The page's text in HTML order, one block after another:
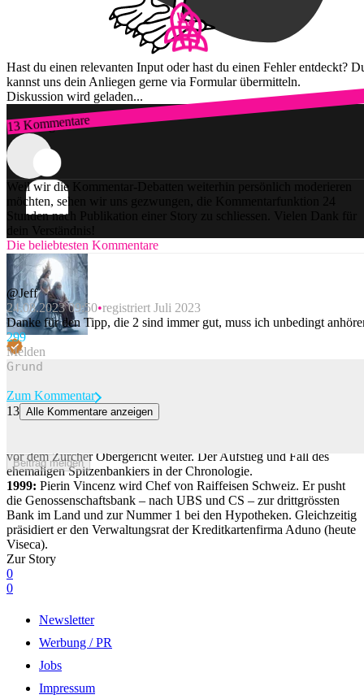
Hast du einen relevanten Input oder hast du einen Fehler entdeckt?
kannst uns dein Anliegen gerne via Formular übermitteln.
Diskussion wird geladen...
13 Kommentare
Zum Login
Weil wir die Kommentar-Debatten weiterhin persönlich moderieren
möchten, sehen wir uns gezwungen, die Kommentarfunktion 24
Stunden nach Publikation einer Story zu schliessen. Vielen Dank für
dein Verständnis!
Die beliebtesten Kommentare
@Jeff
24.08.2023 09:50 registriert Juli 2023
Danke für den Tipp, die 2 sind immer gut, muss ich unbedingt
299
Melden
Beitrag melden
Zum Kommentar
13 Alle Kommentare anzeigen
vor dem Zürcher Obergericht weiter. Der Aufstieg und Fall des
ehemaligen Spitzenbankiers in der Chronologie.
1999: Pierin Vincenz wird Chef von Raiffeisen Schweiz. Er pusht
die Genossenschaftsbank – nach UBS und CS – zur drittgrössten
Bank im Land und zur Nummer 1 bei den Hypotheken. Gleichzeitig
präsidiert er den Verwaltungsrat der Kreditkartenfirma Aduno (heute
Viseca).
Zur Story
0
0
Newsletter
Werbung / PR
Jobs
Impressum